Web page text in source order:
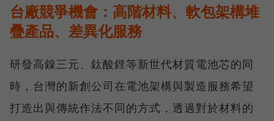
台廠競爭機會：高階材料、軟包架構堆
疊產品、差異化服務
研發高鎳三元、鈦酸鋰等新世代材質電池芯的同
時，台灣的新創公司在電池架構與製造服務希望
打造出與傳統作法不同的方式，透過對於材料的